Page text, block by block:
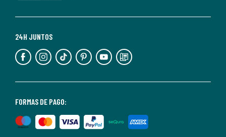
Para
información,
puedes
nuestra
de
privacidad</2>.
FORMAS DE PAGO:
24H JUNTOS